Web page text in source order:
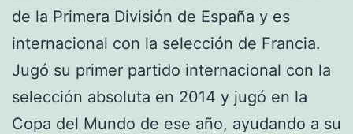
de la Primera División de España y es
internacional con la selección de Francia.
Jugó su primer partido internacional con la
selección absoluta en 2014 y jugó en la
Copa del Mundo de ese año, ayudando a su